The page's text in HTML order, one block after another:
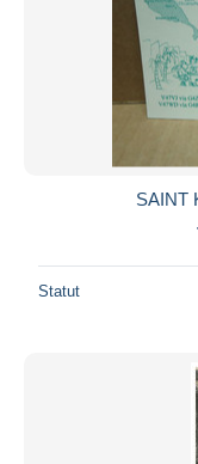
SAINT
Statut